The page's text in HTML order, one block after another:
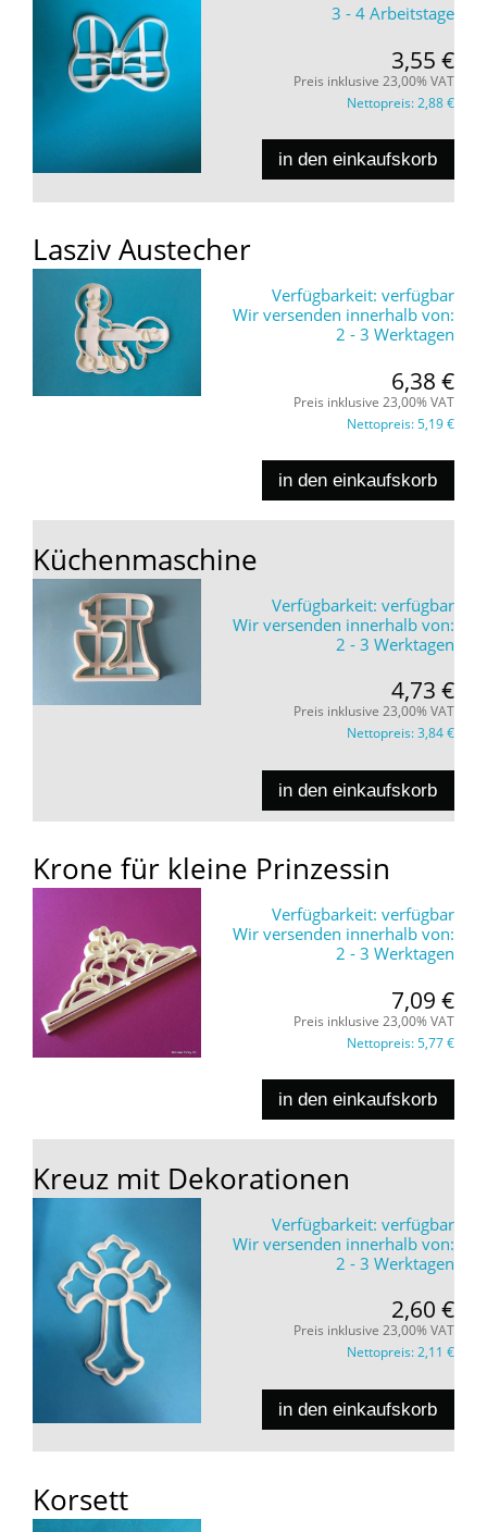
3 - 4 Arbeitstage
3,55 €
Preis inklusive 23,00% VAT
Nettopreis:2,88 €
in den einkaufskorb
Lasziv Austecher
Verfügbarkeit: verfügbar
Wir versenden innerhalb von:
2 - 3 Werktagen
6,38 €
Preis inklusive 23,00% VAT
Nettopreis:5,19 €
in den einkaufskorb
Küchenmaschine
Verfügbarkeit: verfügbar
Wir versenden innerhalb von:
2 - 3 Werktagen
4,73 €
Preis inklusive 23,00% VAT
Nettopreis:3,84 €
in den einkaufskorb
Krone für kleine Prinzessin
Verfügbarkeit: verfügbar
Wir versenden innerhalb von:
2 - 3 Werktagen
7,09 €
Preis inklusive 23,00% VAT
Nettopreis:5,77 €
in den einkaufskorb
Kreuz mit Dekorationen
Verfügbarkeit: verfügbar
Wir versenden innerhalb von:
2 - 3 Werktagen
2,60 €
Preis inklusive 23,00% VAT
Nettopreis:2,11 €
in den einkaufskorb
Korsett